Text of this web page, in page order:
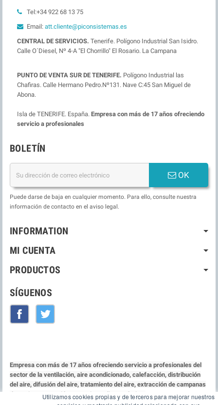
Tel:+34 922 68 13 75
Email: att.cliente@piconsistemas.es
CENTRAL DE SERVICIOS. Tenerife. Polígono Industrial San Isidro.
Calle O´Diesel, Nº 4-A "El Chorrillo" El Rosario. La Campana
PUNTO DE VENTA SUR DE TENERIFE. Polígono Industrial las
Chafiras. Calle Hermano Pedro.Nº131. Nave C:45 San Miguel de
Abona.
Isla de TENERIFE. España. Empresa con más de 17 años ofreciendo
servicio a profesionales
BOLETÍN
OK
Puede darse de baja en cualquier momento. Para ello, consulte nuestra
información de contacto en el aviso legal.
INFORMATION
MI CUENTA
PRODUCTOS
SÍGUENOS
Facebook
Utilizamos cookies propias y de terceros para mejorar nuestros
Empresa con más de 17 años ofreciendo servicio a profesionales del
sector de la ventilación, aire acondicionado, calefacción, distribución
del aire, difusión del aire, tratamiento del aire, extracción de campanas
de cocina, protección contra incendio y acústica.